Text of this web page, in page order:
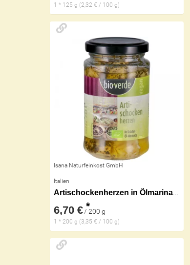
1 * 125 g (2,32 € / 100 g)
Isana Naturfeinkost GmbH
Italien
Artischockenherzen in Ölmarinade
6,70 € *
/ 200 g
1 * 200 g (3,35 € / 100 g)